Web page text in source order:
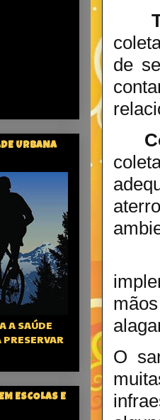
de
O
URBANA
A SAÚDE
PRESERVAR
ESCOLAS E